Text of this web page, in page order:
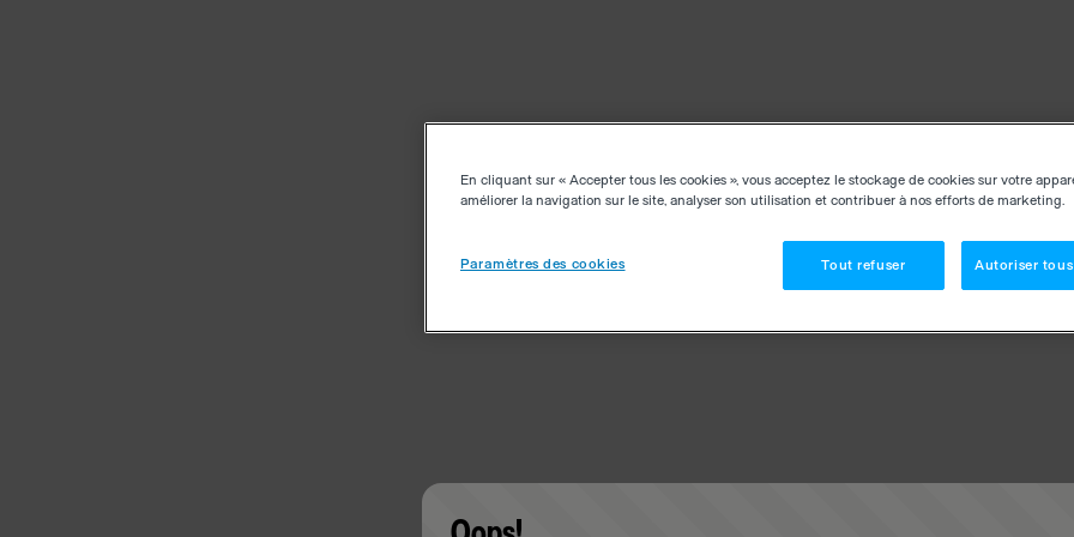
En cliquant sur « Accepter tous les cookies », vous acceptez le stockage de cookies sur votre
améliorer la navigation sur le site, analyser son utilisation et contribuer à nos efforts de marketing.
Paramètres des cookies Tout refuser Autoriser